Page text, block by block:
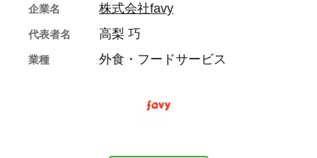
企業名 株式会社favy
代表者名 高梨 巧
業種 外食・フードサービス